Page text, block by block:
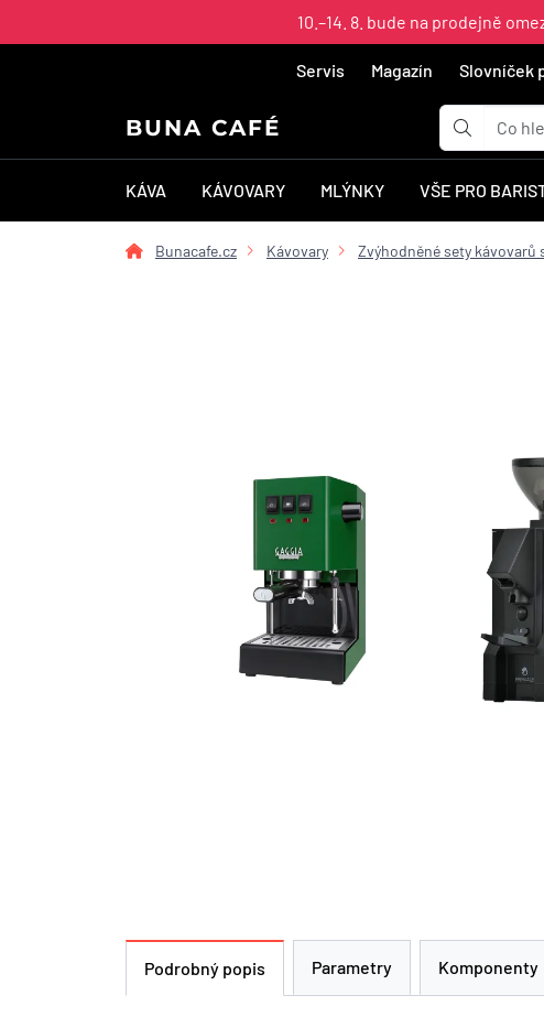
10.–14. 8. bude na prodejně
Servis Magazín Slovníček
BUNA CAFÉ
KÁVA KÁVOVARY MLÝNKY VŠE PRO
Bunacafe.cz Kávovary Zvýhodněné sety kávovarů
Podrobný popis Parametry Komponenty